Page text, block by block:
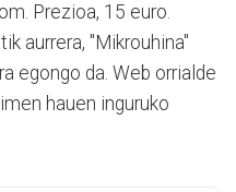
Prezioa, 15 euro.
aurrera, "Mikrouhina"
egongo da. Web orrialde
hauen inguruko